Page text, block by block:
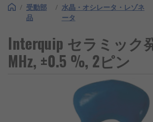
/ 受動部
品
/ 水晶・オシレータ・レゾネ
ータ
Interquip セラミック
MHz, ±0.5 %, 2ピン